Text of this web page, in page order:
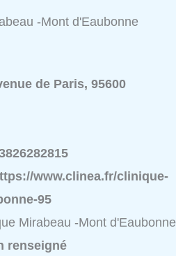
-Mont d'Eaubonne
de Paris, 95600
www.clinea.fr/clinique-
95
Mirabeau -Mont d'Eaubonne
renseigné